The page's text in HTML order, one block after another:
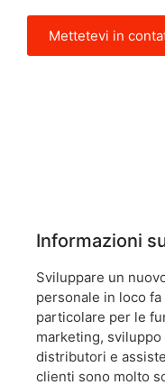
Mettetevi in
Informazioni
Sviluppare un
personale in loco
particolare per le
marketing,
distributori e
clienti sono molto